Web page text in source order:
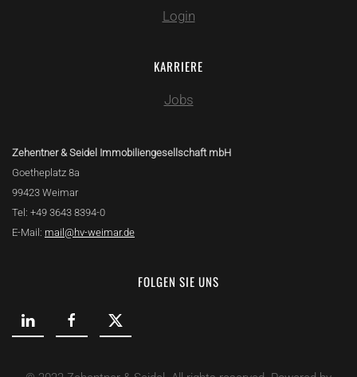
Login
KARRIERE
Jobs
Zehentner & Seidel Immobiliengesellschaft mbH
Goetheplatz 8a
99423 Weimar
Tel: +49 3643 8394-0
E-Mail: mail@hv-weimar.de
FOLGEN SIE UNS